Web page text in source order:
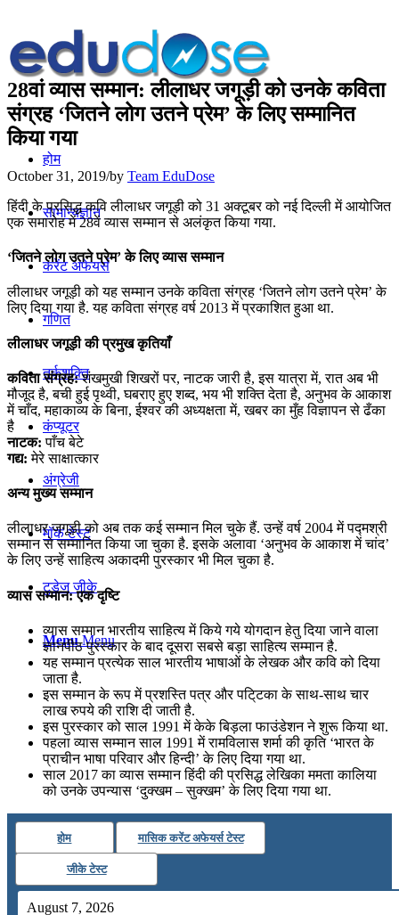
होम
सामान्यज्ञान
करेंट अफेयर्स
गणित
तर्कशक्ति
कंप्यूटर
अंग्रेजी
मॉक टेस्ट
टुडेज जीके
Menu Menu
28वां व्‍यास सम्‍मान: लीलाधर जगूड़ी को उनके कविता
संग्रह ‘जितने लोग उतने प्रेम’ के लिए सम्मानित
किया गया
October 31, 2019/by Team EduDose
हिंदी के प्रसिद्ध कवि लीलाधर जगूड़ी को 31 अक्टूबर को नई दिल्‍ली में आयोजित
एक समारोह में 28वें व्‍यास सम्‍मान से अलंकृत किया गया.
‘जितने लोग उतने प्रेम’ के लिए व्यास सम्मान
लीलाधर जगूड़ी को यह सम्मान उनके कविता संग्रह ‘जितने लोग उतने प्रेम’ के
लिए दिया गया है. यह कविता संग्रह वर्ष 2013 में प्रकाशित हुआ था.
लीलाधर जगूड़ी की प्रमुख कृतियाँ
कविता संग्रह:शंखमुखी शिखरों पर, नाटक जारी है, इस यात्रा में, रात अब भी
मौजूद है, बची हुई पृथ्वी, घबराए हुए शब्द, भय भी शक्ति देता है, अनुभव के आकाश
में चाँद, महाकाव्य के बिना, ईश्वर की अध्यक्षता में, खबर का मुँह विज्ञापन से ढँका
है
नाटक:पाँच बेटे
गद्य: मेरे साक्षात्कार
अन्य मुख्य सम्मान
लीलाधर जगूड़ी को अब तक कई सम्मान मिल चुके हैं. उन्हें वर्ष 2004 में पद्मश्री
सम्मान से सम्मानित किया जा चुका है. इसके अलावा ‘अनुभव के आकाश में चांद’
के लिए उन्हें साहित्य अकादमी पुरस्कार भी मिल चुका है.
व्यास सम्मान: एक दृष्टि
व्यास सम्मान भारतीय साहित्य में किये गये योगदान हेतु दिया जाने वाला
ज्ञानपीठ पुरस्कार के बाद दूसरा सबसे बड़ा साहित्य सम्मान है.
यह सम्मान प्रत्येक साल भारतीय भाषाओं के लेखक और कवि को दिया
जाता है.
इस सम्मान के रूप में प्रशस्ति पत्र और पटि्टका के साथ-साथ चार
लाख रुपये की राशि दी जाती है.
इस पुरस्कार को साल 1991 में केके बिड़ला फाउंडेशन ने शुरू किया था.
पहला व्यास सम्मान साल 1991 में रामविलास शर्मा की कृति ‘भारत के
प्राचीन भाषा परिवार और हिन्दी’ के लिए दिया गया था.
साल 2017 का व्यास सम्मान हिंदी की प्रसिद्ध लेखिका ममता कालिया
को उनके उपन्यास ‘दुक्खम – सुक्खम’ के लिए दिया गया था.
होम मासिक करेंट अफेयर्स टेस्ट
जीके टेस्ट
August 7, 2026